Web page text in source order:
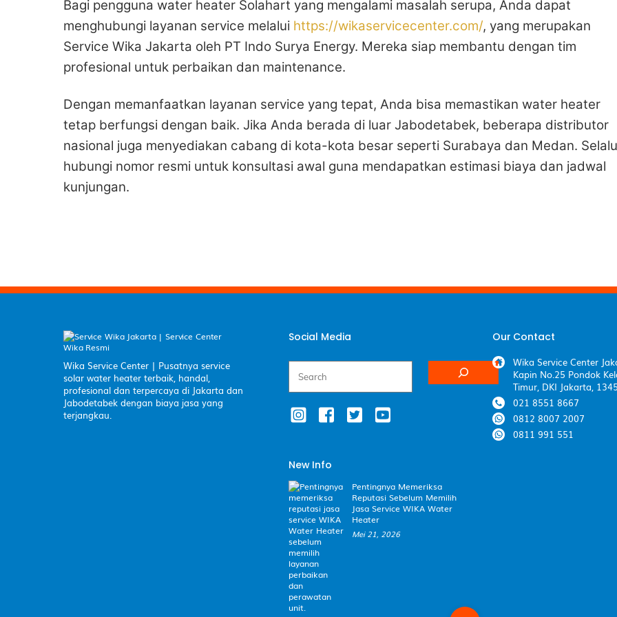
Bagi pengguna water heater Solahart yang mengalami masalah serupa, Anda dapat
menghubungi layanan service melalui https://wikaservicecenter.com/, yang merupakan
Service Wika Jakarta oleh PT Indo Surya Energy. Mereka siap membantu dengan tim
profesional untuk perbaikan dan maintenance.
Dengan memanfaatkan layanan service yang tepat, Anda bisa memastikan water heater
tetap berfungsi dengan baik. Jika Anda berada di luar Jabodetabek, beberapa distributor
nasional juga menyediakan cabang di kota-kota besar seperti Surabaya dan Medan. Selalu
hubungi nomor resmi untuk konsultasi awal guna mendapatkan estimasi biaya dan jadwal
kunjungan.
Wika Service Center | Pusatnya service
solar water heater terbaik, handal,
profesional dan terpercaya di Jakarta dan
Jabodetabek dengan biaya jasa yang
terjangkau.
Social Media
Cari
Our Contact
Wika Service Center
Kapin No.25 Pondok
Timur, DKI Jakarta,
021 8551 8667
0812 8007 2007
0811 991 551
New Info
Pentingnya Memeriksa
Reputasi Sebelum Memilih
Jasa Service WIKA Water
Heater
Mei 21, 2026